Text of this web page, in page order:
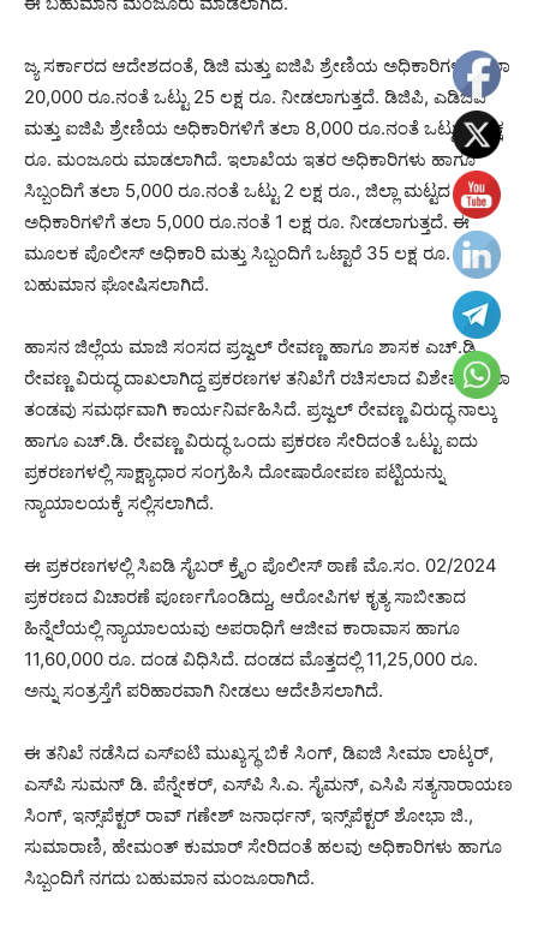
ಜ್ಯ ಸರ್ಕಾರದ ಆದೇಶದಂತೆ, ಡಿಜಿ ಮತ್ತು ಐಜಿಪಿ ಶ್ರೇಣಿಯ ಅಧಿಕಾರಿಗಳಿಗೆ ತಲಾ
20,000 ರೂ.ನಂತೆ ಒಟ್ಟು 25 ಲಕ್ಷ ರೂ. ನೀಡಲಾಗುತ್ತದೆ. ಡಿಜಿಪಿ, ಎಡಿಜಿಪಿ
ಮತ್ತು ಐಜಿಪಿ ಶ್ರೇಣಿಯ ಅಧಿಕಾರಿಗಳಿಗೆ ತಲಾ 8,000 ರೂ.ನಂತೆ ಒಟ್ಟು 3 ಲಕ್ಷ
ರೂ. ಮಂಜೂರು ಮಾಡಲಾಗಿದೆ. ಇಲಾಖೆಯ ಇತರ ಅಧಿಕಾರಿಗಳು ಹಾಗೂ
ಸಿಬ್ಬಂದಿಗೆ ತಲಾ 5,000 ರೂ.ನಂತೆ ಒಟ್ಟು 2 ಲಕ್ಷ ರೂ., ಜಿಲ್ಲಾ ಮಟ್ಟದ
ಅಧಿಕಾರಿಗಳಿಗೆ ತಲಾ 5,000 ರೂ.ನಂತೆ 1 ಲಕ್ಷ ರೂ. ನೀಡಲಾಗುತ್ತದೆ. ಈ
ಮೂಲಕ ಪೊಲೀಸ್‌ ಅಧಿಕಾರಿ ಮತ್ತು ಸಿಬ್ಬಂದಿಗೆ ಒಟ್ಟಾರೆ 35 ಲಕ್ಷ ರೂ. ನಗದು
ಬಹುಮಾನ ಘೋಷಿಸಲಾಗಿದೆ.
ಹಾಸನ ಜಿಲ್ಲೆಯ ಮಾಜಿ ಸಂಸದ ಪ್ರಜ್ವಲ್ ರೇವಣ್ಣ ಹಾಗೂ ಶಾಸಕ ಎಚ್.ಡಿ.
ರೇವಣ್ಣ ವಿರುದ್ಧ ದಾಖಲಾಗಿದ್ದ ಪ್ರಕರಣಗಳ ತನಿಖೆಗೆ ರಚಿಸಲಾದ ವಿಶೇಷ ತನಿಖಾ
ತಂಡವು ಸಮರ್ಥವಾಗಿ ಕಾರ್ಯನಿರ್ವಹಿಸಿದೆ. ಪ್ರಜ್ವಲ್‌ ರೇವಣ್ಣ ವಿರುದ್ಧ ನಾಲ್ಕು
ಹಾಗೂ ಎಚ್.ಡಿ. ರೇವಣ್ಣ ವಿರುದ್ಧ ಒಂದು ಪ್ರಕರಣ ಸೇರಿದಂತೆ ಒಟ್ಟು ಐದು
ಪ್ರಕರಣಗಳಲ್ಲಿ ಸಾಕ್ಷ್ಯಾಧಾರ ಸಂಗ್ರಹಿಸಿ ದೋಷಾರೋಪಣ ಪಟ್ಟಿಯನ್ನು
ನ್ಯಾಯಾಲಯಕ್ಕೆ ಸಲ್ಲಿಸಲಾಗಿದೆ.
ಈ ಪ್ರಕರಣಗಳಲ್ಲಿ ಸಿಐಡಿ ಸೈಬರ್ ಕ್ರೈಂ ಪೊಲೀಸ್ ಠಾಣೆ ಮೊ.ಸಂ. 02/2024
ಪ್ರಕರಣದ ವಿಚಾರಣೆ ಪೂರ್ಣಗೊಂಡಿದ್ದು, ಆರೋಪಿಗಳ ಕೃತ್ಯ ಸಾಬೀತಾದ
ಹಿನ್ನೆಲೆಯಲ್ಲಿ ನ್ಯಾಯಾಲಯವು ಅಪರಾಧಿಗೆ ಆಜೀವ ಕಾರಾವಾಸ ಹಾಗೂ
11,60,000 ರೂ. ದಂಡ ವಿಧಿಸಿದೆ. ದಂಡದ ಮೊತ್ತದಲ್ಲಿ 11,25,000 ರೂ.
ಅನ್ನು ಸಂತ್ರಸ್ತೆಗೆ ಪರಿಹಾರವಾಗಿ ನೀಡಲು ಆದೇಶಿಸಲಾಗಿದೆ.
ಈ ತನಿಖೆ ನಡೆಸಿದ ಎಸ್‌ಐಟಿ ಮುಖ್ಯಸ್ಥ ಬಿಕೆ ಸಿಂಗ್, ಡಿಐಜಿ ಸೀಮಾ ಲಾಟ್ಕರ್,
ಎಸ್‌ಪಿ ಸುಮನ್ ಡಿ. ಪೆನ್ನೇಕರ್, ಎಸ್‌ಪಿ ಸಿ.ಎ. ಸೈಮನ್, ಎಸಿಪಿ ಸತ್ಯನಾರಾಯಣ
ಸಿಂಗ್, ಇನ್ಸ್‌ಪೆಕ್ಟರ್ ರಾವ್ ಗಣೇಶ್ ಜನಾರ್ಧನ್, ಇನ್ಸ್‌ಪೆಕ್ಟರ್ ಶೋಭಾ ಜಿ.,
ಸುಮಾರಾಣಿ, ಹೇಮಂತ್ ಕುಮಾರ್ ಸೇರಿದಂತೆ ಹಲವು ಅಧಿಕಾರಿಗಳು ಹಾಗೂ
ಸಿಬ್ಬಂದಿಗೆ ನಗದು ಬಹುಮಾನ ಮಂಜೂರಾಗಿದೆ.